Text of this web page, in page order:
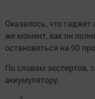
Оказалось, что гаджет
же момент, как он
остановиться на 90
По словам экспертов,
аккумулятору.